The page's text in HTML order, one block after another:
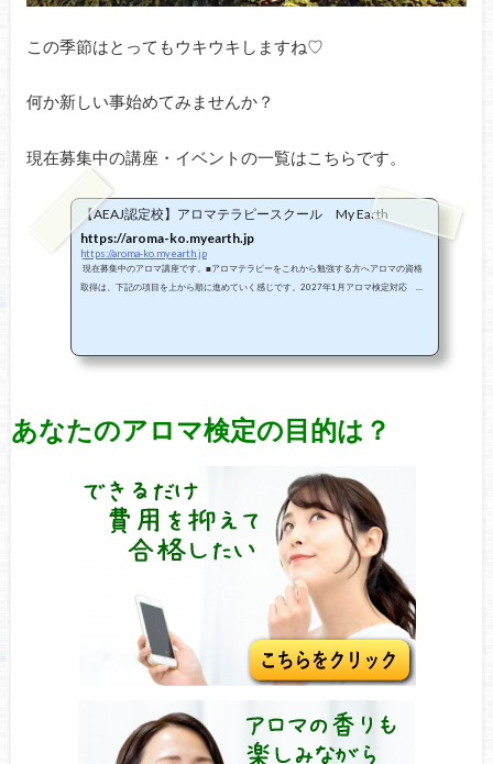
この季節はとってもウキウキしますね♡
何か新しい事始めてみませんか？
現在募集中の講座・イベントの一覧はこちらです。
【AEAJ認定校】アロマテラピースクール My Earth
https://aroma-ko.myearth.jp
https://aroma-ko.myearth.jp
現在募集中のアロマ講座です。■アロマテラピーをこれから勉強する方へアロマの資格
取得は、下記の項目を上から順に進めていく感じです。2027年1月アロマ検定対応 募
らプロフェッショナルな資格にステップアップ。※アロマ資格の無料相談会も同時開催2
あなたのアロマ検定の目的は？